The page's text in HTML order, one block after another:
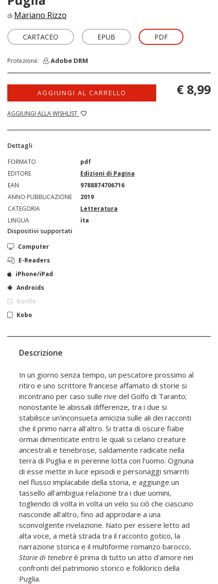
di Mariano Rizzo
CARTACEO EPUB PDF
Protezione: Adobe DRM
AGGIUNGI AL CARRELLO
AGGIUNGI ALLA WISHLIST
€ 8,99
Dettagli
FORMATO
pdf
EDITORE
Edizioni di Pagina
EAN
9788874706716
ANNO PUBBLICAZIONE
2019
CATEGORIA
Letteratura
LINGUA
ita
Dispositivi supportati
Computer
E-Readers
iPhone/iPad
Androids
Kindle
Kobo
Descrizione
In un giorno senza tempo, un pescatore prossimo al
ritiro e uno scrittore francese affamato di storie si
incontrano per caso sulle rive del Golfo di Taranto;
nonostante le abissali differenze, tra i due si
stabilisce un'inconsueta amicizia sulle ali dei racconti
che il primo narra all'altro. Si tratta di oscure fiabe
ormai dimenticate entro le quali si celano creature
ancestrali e tenebrose, saldamente radicate nella
terra di Puglia e in perenne lotta con l'uomo. Ognuna
di esse mette in luce episodi e personaggi smarriti
nel flusso implacabile della storia, e aggiunge un
tassello all'ambigua relazione tra i due uomini,
togliendo di volta in volta un velo su ciò che ciascuno
nasconde all'altro, fino ad approdare a una
sconvolgente rivelazione. Nato per essere letto ad
alta voce, a metà strada tra il racconto gotico, la
narrazione storica e il multiforme romanzo barocco,
Storie di tenebre è prima di tutto un atto d'amore nei
confronti del patrimonio storico e folklorico della
Puglia.